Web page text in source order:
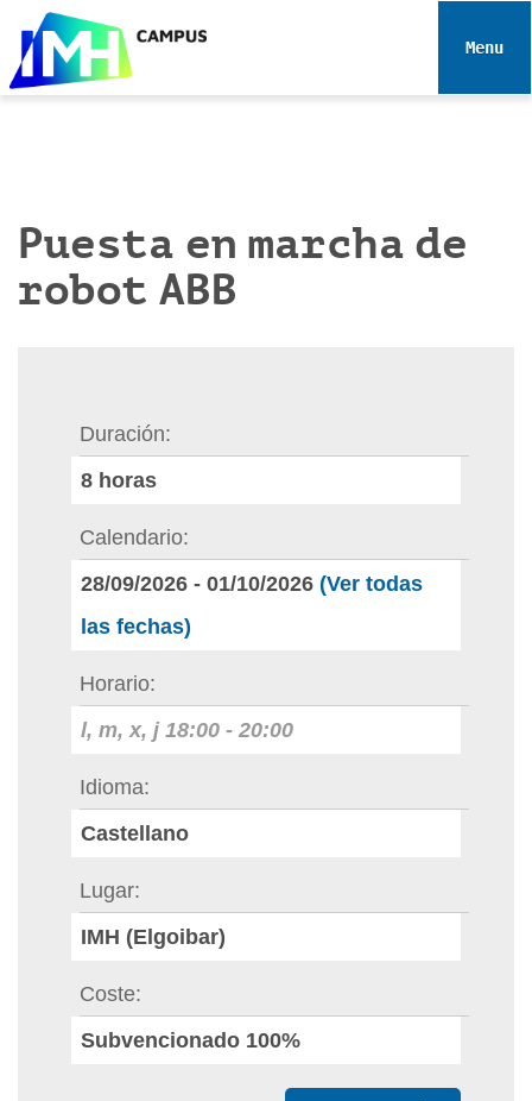
e
Toggle
Puesta en marcha de
robot ABB
Duración
8 horas
Calendario
28/09/2026 - 01/10/2026 (Ver todas
las fechas)
Horario
l, m, x, j 18:00 - 20:00
Idioma
Castellano
Lugar
IMH (Elgoibar)
Coste
Subvencionado 100%